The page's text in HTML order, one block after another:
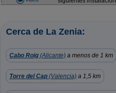
Cerca de La Zenia:
Cabo Roig (Alicante) a menos de 1 km
Torre del Cap (Valencia) a 1,5 km